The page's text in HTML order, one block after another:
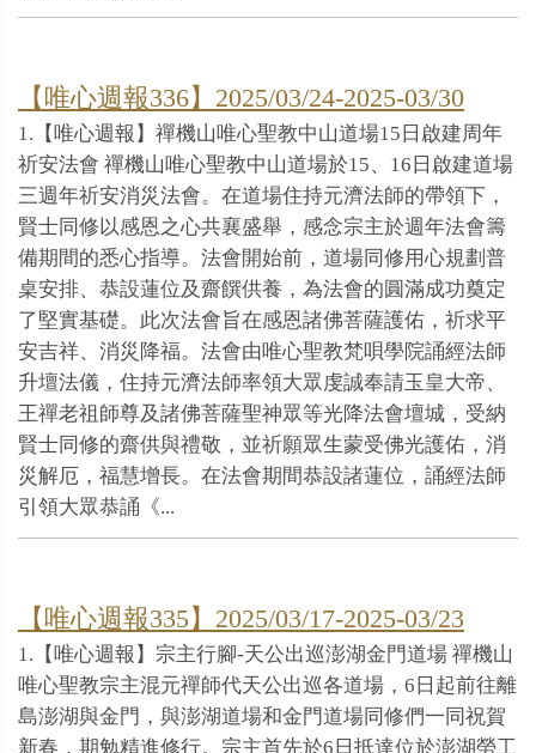
【唯心週報336】2025/03/24-2025-03/30
1.【唯心週報】禪機山唯心聖教中山道場15日啟建周年
祈安法會 禪機山唯心聖教中山道場於15、16日啟建道場
三週年祈安消災法會。在道場住持元濟法師的帶領下，
賢士同修以感恩之心共襄盛舉，感念宗主於週年法會籌
備期間的悉心指導。法會開始前，道場同修用心規劃普
桌安排、恭設蓮位及齋饌供養，為法會的圓滿成功奠定
了堅實基礎。此次法會旨在感恩諸佛菩薩護佑，祈求平
安吉祥、消災降福。法會由唯心聖教梵唄學院誦經法師
升壇法儀，住持元濟法師率領大眾虔誠奉請玉皇大帝、
王禪老祖師尊及諸佛菩薩聖神眾等光降法會壇城，受納
賢士同修的齋供與禮敬，並祈願眾生蒙受佛光護佑，消
災解厄，福慧增長。在法會期間恭設諸蓮位，誦經法師
引領大眾恭誦《...
【唯心週報335】2025/03/17-2025-03/23
1.【唯心週報】宗主行腳-天公出巡澎湖金門道場 禪機山
唯心聖教宗主混元禪師代天公出巡各道場，6日起前往離
島澎湖與金門，與澎湖道場和金門道場同修們一同祝賀
新春，期勉精進修行。宗主首先於6日抵達位於澎湖勞工